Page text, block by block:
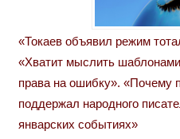
«Токаев объявил режим
«Хватит мыслить
права на ошибку». «Почему
поддержал народного
январских событиях»